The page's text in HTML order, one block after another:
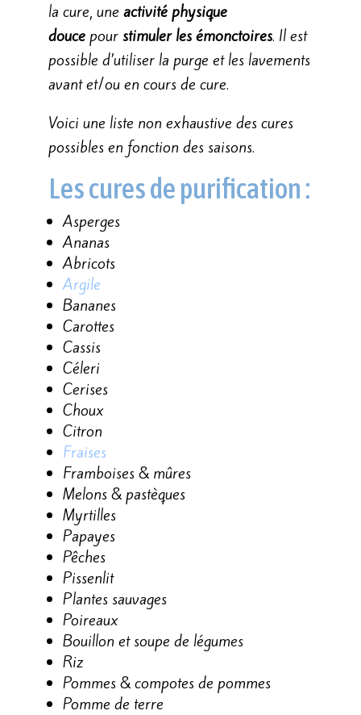
la cure, une activité physique
doucepourstimuler les émonctoires. Il est
possible d’utiliser la purge et les lavements
avant et/ou en cours de cure.
Voici une liste non exhaustive des cures
possibles en fonction des saisons.
Les cures de purification :
Asperges
Ananas
Abricots
Argile
Bananes
Carottes
Cassis
Céleri
Cerises
Choux
Citron
Fraises
Framboises & mûres
Melons & pastèques
Myrtilles
Papayes
Pêches
Pissenlit
Plantes sauvages
Poireaux
Bouillon et soupe de légumes
Riz
Pommes & compotes de pommes
Pomme de terre